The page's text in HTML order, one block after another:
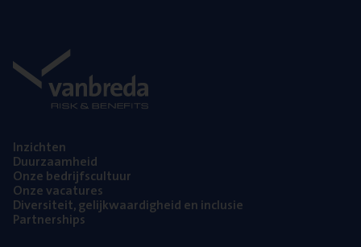
Inzich­ten
Duur­zaam­heid
Onze bedrijfs­cul­tuur
Onze vaca­tu­res
Diver­si­teit, gelijk­waar­dig­heid en inclusie
Part­ner­ships